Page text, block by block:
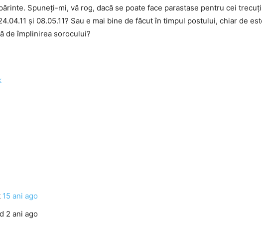
Spuneți-mi, vă rog, dacă se poate face parastase pentru cei
și 08.05.11? Sau e mai bine de făcut în timpul postului, chiar de
de împlinirea sorocului?
15 ani ago
2 ani ago